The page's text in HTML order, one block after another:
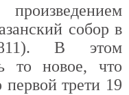
собор в
В этом
то новое, что
первой трети 19